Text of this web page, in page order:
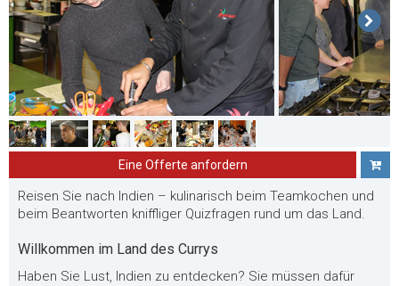
Eine Offerte anfordern
Reisen Sie nach Indien – kulinarisch beim Teamkochen und
beim Beantworten kniffliger Quizfragen rund um das Land.
Willkommen im Land des Currys
Haben Sie Lust, Indien zu entdecken? Sie müssen dafür